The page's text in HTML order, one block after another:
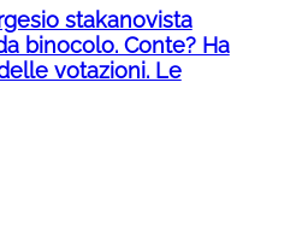
stakanovista
binocolo. Conte? Ha
votazioni. Le